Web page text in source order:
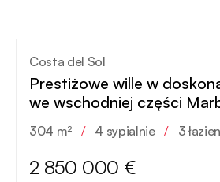
Costa del Sol
Prestiżowe wille w
we wschodniej części
304 m² / 4 sypialnie / 3
2 850 000 €